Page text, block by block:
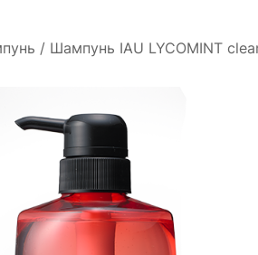
/ Шампунь IAU LYCOMINT